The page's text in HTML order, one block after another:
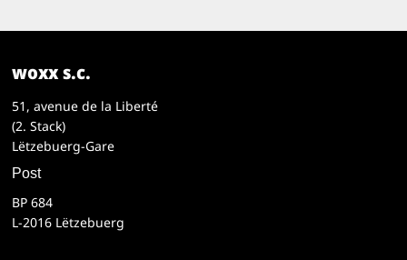
woxx s.c.
51, avenue de la Liberté
(2. Stack)
Lëtzebuerg-Gare
Post
BP 684
L-2016 Lëtzebuerg